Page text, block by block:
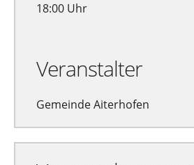
18:00 Uhr
Veranstalter
Gemeinde Aiterhofen